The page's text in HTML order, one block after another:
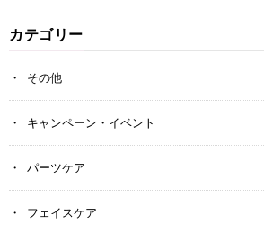
カテゴリー
その他
キャンペーン・イベント
パーツケア
フェイスケア